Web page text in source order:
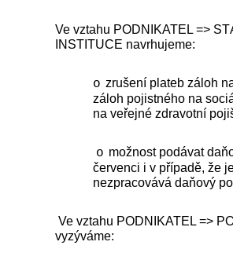
Ve vztahu PODNIKATEL =>
INSTITUCE navrhujeme:
o zrušení plateb záloh
záloh pojistného na
na veřejné zdravotní
o možnost podávat
červenci i v případě, že
nezpracovává daňový
Ve vztahu PODNIKATEL =>
vyzýváme: